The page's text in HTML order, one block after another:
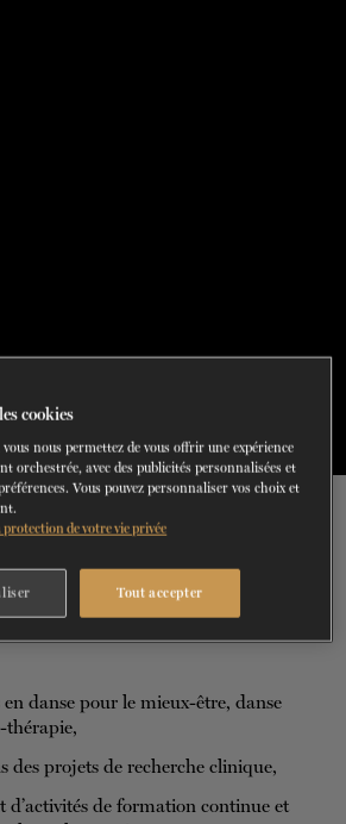
originale à Montréal
sur la scène internationale, car il
en danse pour le mieux-être, danse
thérapie,
des projets de recherche clinique,
d’activités de formation continue et
cookies
nous permettez de vous offrir une expérience
orchestrée, avec des publicités personnalisées et
Vous pouvez personnaliser vos choix et
de votre vie privée
Tout accepter